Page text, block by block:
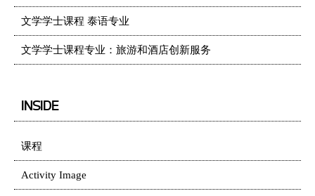
文学学士课程 泰语专业
文学学士课程专业：旅游和酒店创新服务
INSIDE
课程
Activity Image